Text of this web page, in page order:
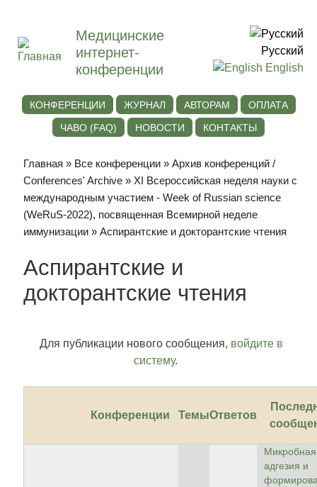
Медицинские
интернет-
конференции
Русский
English
КОНФЕРЕНЦИИ ЖУРНАЛ АВТОРАМ
ОПЛАТА
ЧАВО (FAQ)
НОВОСТИ КОНТАКТЫ
Главная » Все конференции »Архив конференций /
Conferences' Archive » ХI Всероссийская неделя науки с
международным участием - Week of Russian science
(WeRuS-2022), посвященная Всемирной неделе
иммунизации » Аспирантские и докторантские чтения
Аспирантские и
докторантские чтения
Для публикации нового сообщения, войдите в
систему.
Конференции ТемыОтветов
Микробная
адгезия и